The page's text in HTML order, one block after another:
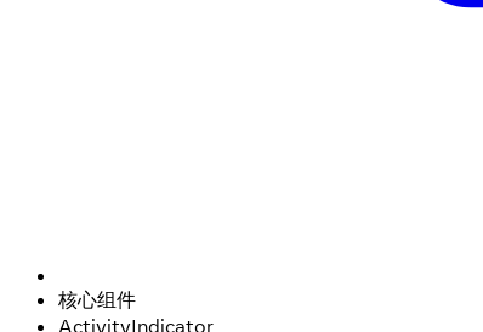
核心组件
ActivityIndicator